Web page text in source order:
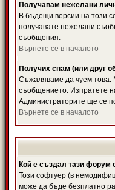
Получавам нежелани
В бъдещи версии на този
получавате нежелани
съобщения.
Върнете се в началото
Получих спам (или друг
Съжаляваме да чуем това.
съобщението. Изпратете
Администраторите ще се
Върнете се в началото
Кой е създал тази форум
Този софтуер (в
може да бъде безплатно